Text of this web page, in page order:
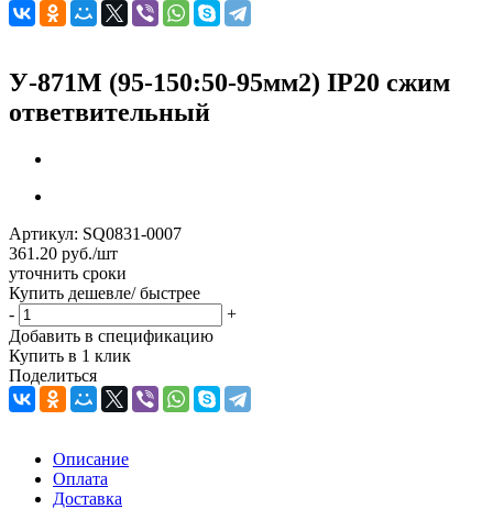
У-871М (95-150:50-95мм2) IP20 сжим
ответвительный
Артикул: SQ0831-0007
361.20 руб./шт
уточнить сроки
Купить дешевле/ быстрее
-
+
Добавить в спецификацию
Купить в 1 клик
Поделиться
Описание
Оплата
Доставка